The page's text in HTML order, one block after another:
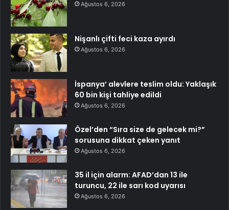
Ağustos 6, 2026
Nişanlı çifti feci kaza ayırdı
Ağustos 6, 2026
İspanya’ alevlere teslim oldu: Yaklaşık
60 bin kişi tahliye edildi
Ağustos 6, 2026
Özel’den “Sıra size de gelecek mi?”
sorusuna dikkat çeken yanıt
Ağustos 6, 2026
35 il için alarm: AFAD’dan 13 ile
turuncu, 22 ile sarı kod uyarısı
Ağustos 6, 2026